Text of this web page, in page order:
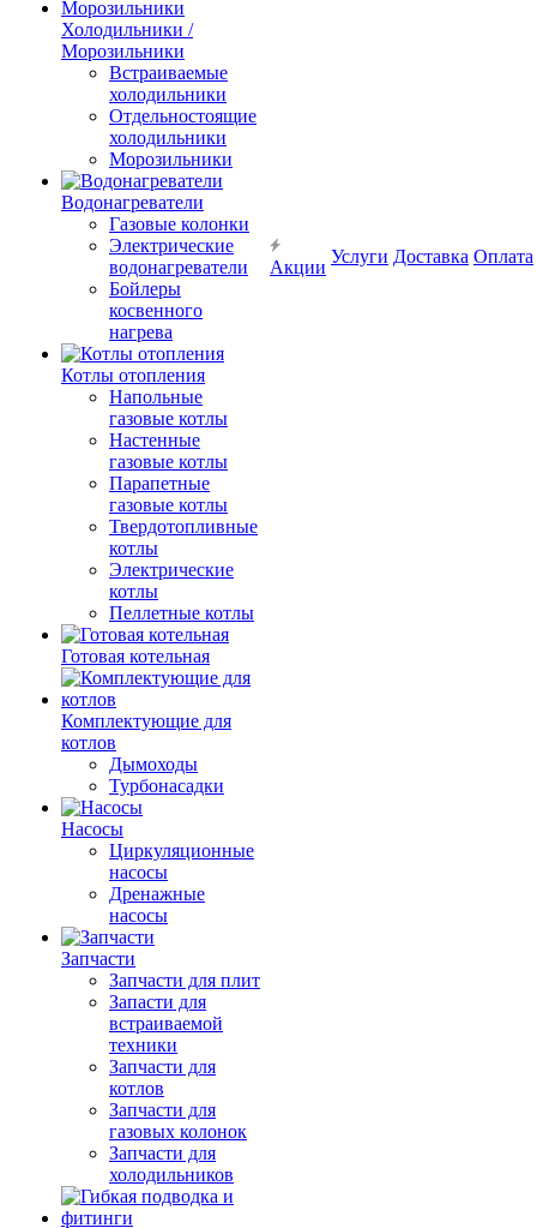
Холодильники /
Морозильники
Встраиваемые
холодильники
Отдельностоящие
холодильники
Морозильники
Водонагреватели
Газовые колонки
Электрические
водонагреватели
Бойлеры
косвенного
нагрева
Котлы отопления
Напольные
газовые котлы
Настенные
газовые котлы
Парапетные
газовые котлы
Твердотопливные
котлы
Электрические
котлы
Пеллетные котлы
Готовая котельная
Комплектующие для
котлов
Дымоходы
Турбонасадки
Насосы
Циркуляционные
насосы
Дренажные
насосы
Запчасти
Запчасти для плит
Запасти для
встраиваемой
техники
Запчасти для
котлов
Запчасти для
газовых колонок
Запчасти для
холодильников
Акции
Услуги Доставка Оплата